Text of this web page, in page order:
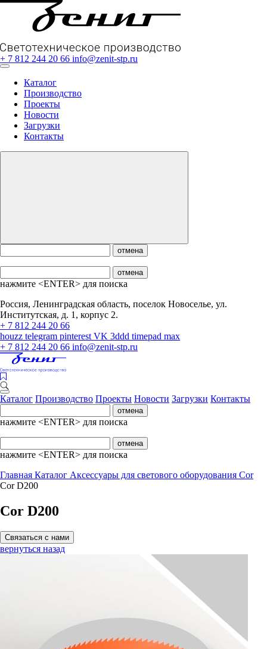
+ 7 812 244 20 66 info@zenit-stp.ru
Каталог
Производство
Проекты
Новости
Загрузки
Контакты
отмена
отмена
нажмите <ENTER> для поиска
Россия, Ленинградская область, поселок Новоселье, ул.
Институтская, д. 1, корпус 2.
+ 7 812 244 20 66
houzz telegram pinterest VK 3ddd timepad max
+ 7 812 244 20 66 info@zenit-stp.ru
Каталог Производство Проекты Новости Загрузки Контакты
отмена
нажмите <ENTER> для поиска
отмена
нажмите <ENTER> для поиска
Главная Каталог Аксессуары для светового оборудования Cor
Cor D200
Cor D200
Связаться с нами
вернуться назад